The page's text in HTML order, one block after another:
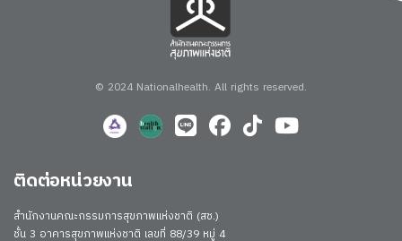
© 2024 Nationalhealth. All rights reserved.
ติดต่อหน่วยงาน
สำนักงานคณะกรรมการสุขภาพแห่งชาติ (สช.)
ชั้น 3 อาคารสุขภาพแห่งชาติ เลขที่ 88/39 หมู่ 4